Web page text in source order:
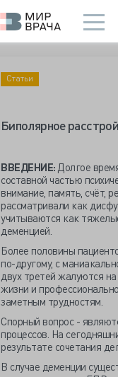
Статьи
Биполярное
ВВЕДЕНИЕ: Долгое
составной частью
внимание, память, счёт,
рассматривали как
учитываются как
деменцией.
Более половины
по-другому, с
двух третей жалуются
жизни и
заметным трудностям.
Спорный вопрос -
процессов. На
результате сочетания
В случае деменции